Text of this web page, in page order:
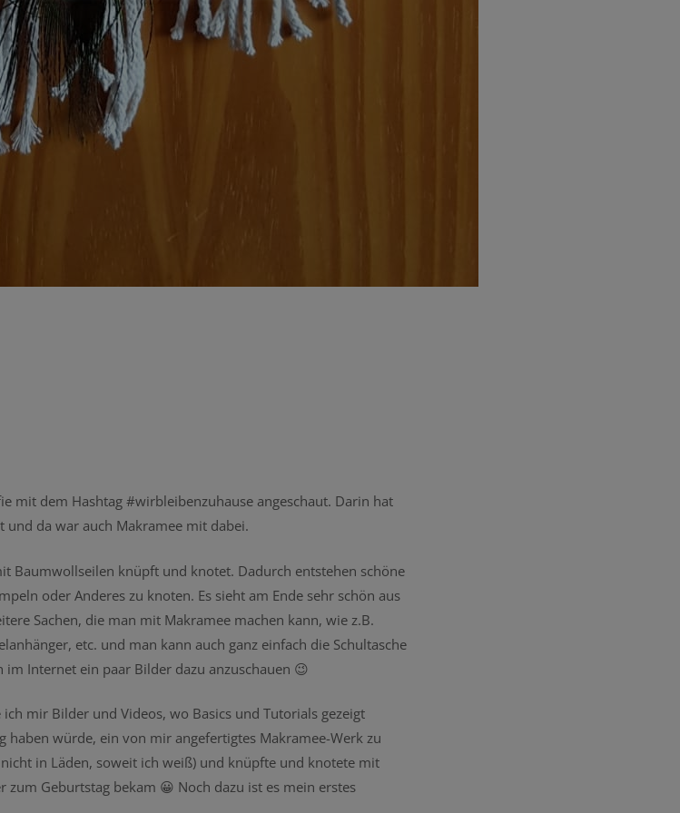
mit dem Hashtag #wirbleibenzuhause angeschaut. Darin hat
und da war auch Makramee mit dabei.
Baumwollseilen knüpft und knotet. Dadurch entstehen schöne
oder Anderes zu knoten. Es sieht am Ende sehr schön aus
Sachen, die man mit Makramee machen kann, wie z.B.
etc. und man kann auch ganz einfach die Schultasche
Internet ein paar Bilder dazu anzuschauen 😉
mir Bilder und Videos, wo Basics und Tutorials gezeigt
würde, ein von mir angefertigtes Makramee-Werk zu
in Läden, soweit ich weiß) und knüpfte und knotete mit
Geburtstag bekam 😀 Noch dazu ist es mein erstes